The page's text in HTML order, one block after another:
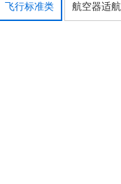
飞行标准类 航空器适